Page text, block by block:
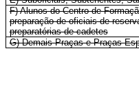
F) Alunos do Centro de
preparação de oficiais de
preparatórias de cadetes
G) Demais Praças e Praças